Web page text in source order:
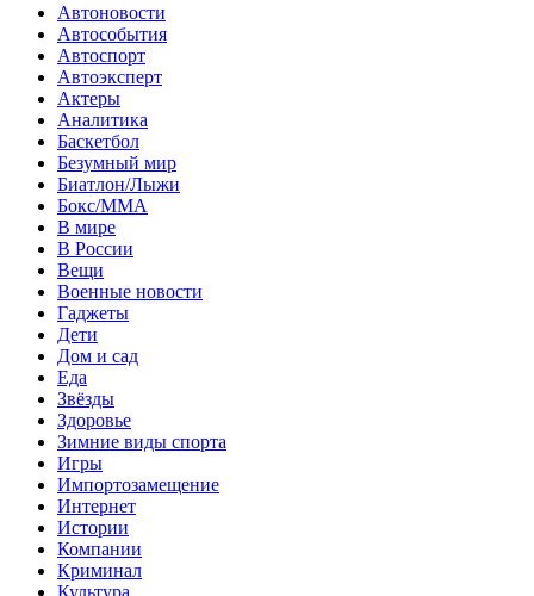
Автоновости
Автособытия
Автоспорт
Автоэксперт
Актеры
Аналитика
Баскетбол
Безумный мир
Биатлон/Лыжи
Бокс/MMA
В мире
В России
Вещи
Военные новости
Гаджеты
Дети
Дом и сад
Еда
Звёзды
Здоровье
Зимние виды спорта
Игры
Импортозамещение
Интернет
Истории
Компании
Криминал
Культура